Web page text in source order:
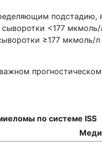
подстадию,
<177
≥177 мкмоль/
по системе ISS